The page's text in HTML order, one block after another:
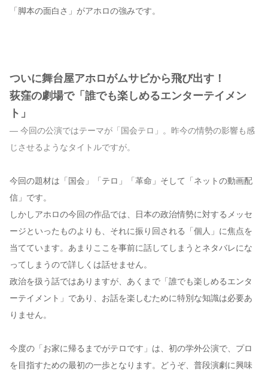
「脚本の面白さ」がアホロの強みです。
ついに舞台屋アホロがムサビから飛び出す！
荻窪の劇場で「誰でも楽しめるエンターテイメン
ト」
— 今回の公演ではテーマが「国会テロ」。昨今の情勢の影響も感
じさせるようなタイトルですが。
今回の題材は「国会」「テロ」「革命」そして「ネットの動画配
信」です。
しかしアホロの今回の作品では、日本の政治情勢に対するメッセ
ージといったものよりも、それに振り回される「個人」に焦点を
当てています。あまりここを事前に話してしまうとネタバレにな
ってしまうので詳しくは話せません。
政治を扱う話ではありますが、あくまで「誰でも楽しめるエンタ
ーテイメント」であり、お話を楽しむために特別な知識は必要あ
りません。
今度の「お家に帰るまでがテロです」は、初の学外公演で、プロ
を目指すための最初の一歩となります。どうぞ、普段演劇に興味